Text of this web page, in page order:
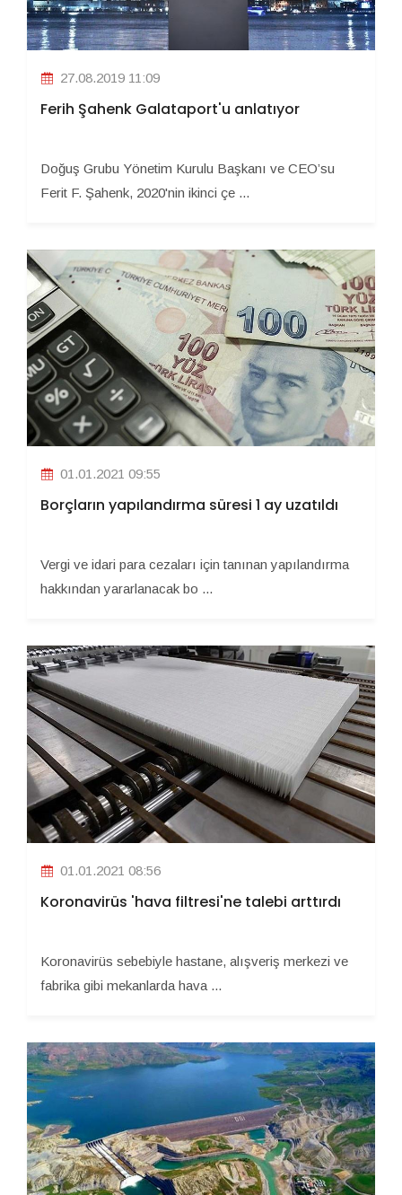
27.08.2019 11:09
Ferih Şahenk Galataport'u anlatıyor
Doğuş Grubu Yönetim Kurulu Başkanı ve CEO’su
Ferit F. Şahenk, 2020'nin ikinci çe ...
01.01.2021 09:55
Borçların yapılandırma süresi 1 ay uzatıldı
Vergi ve idari para cezaları için tanınan yapılandırma
hakkından yararlanacak bo ...
01.01.2021 08:56
Koronavirüs 'hava filtresi'ne talebi arttırdı
Koronavirüs sebebiyle hastane, alışveriş merkezi ve
fabrika gibi mekanlarda hava ...